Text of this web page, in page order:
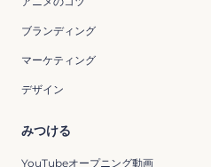
ブランディング
マーケティング
デザイン
みつける
YouTubeオープニング動画